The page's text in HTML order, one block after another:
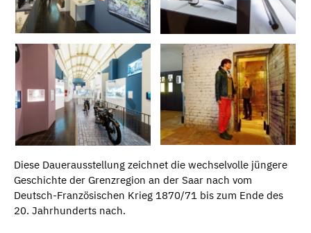
Diese Dauerausstellung zeichnet die wechselvolle jüngere
Geschichte der Grenzregion an der Saar nach vom
Deutsch-Französischen Krieg 1870/71 bis zum Ende des
20. Jahrhunderts nach.